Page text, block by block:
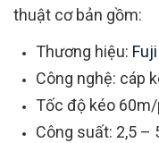
thuật cơ bản gồm:
Thương hiệu: Fuji
Công nghệ: cáp
Tốc độ kéo
Công suất: 2,5 –